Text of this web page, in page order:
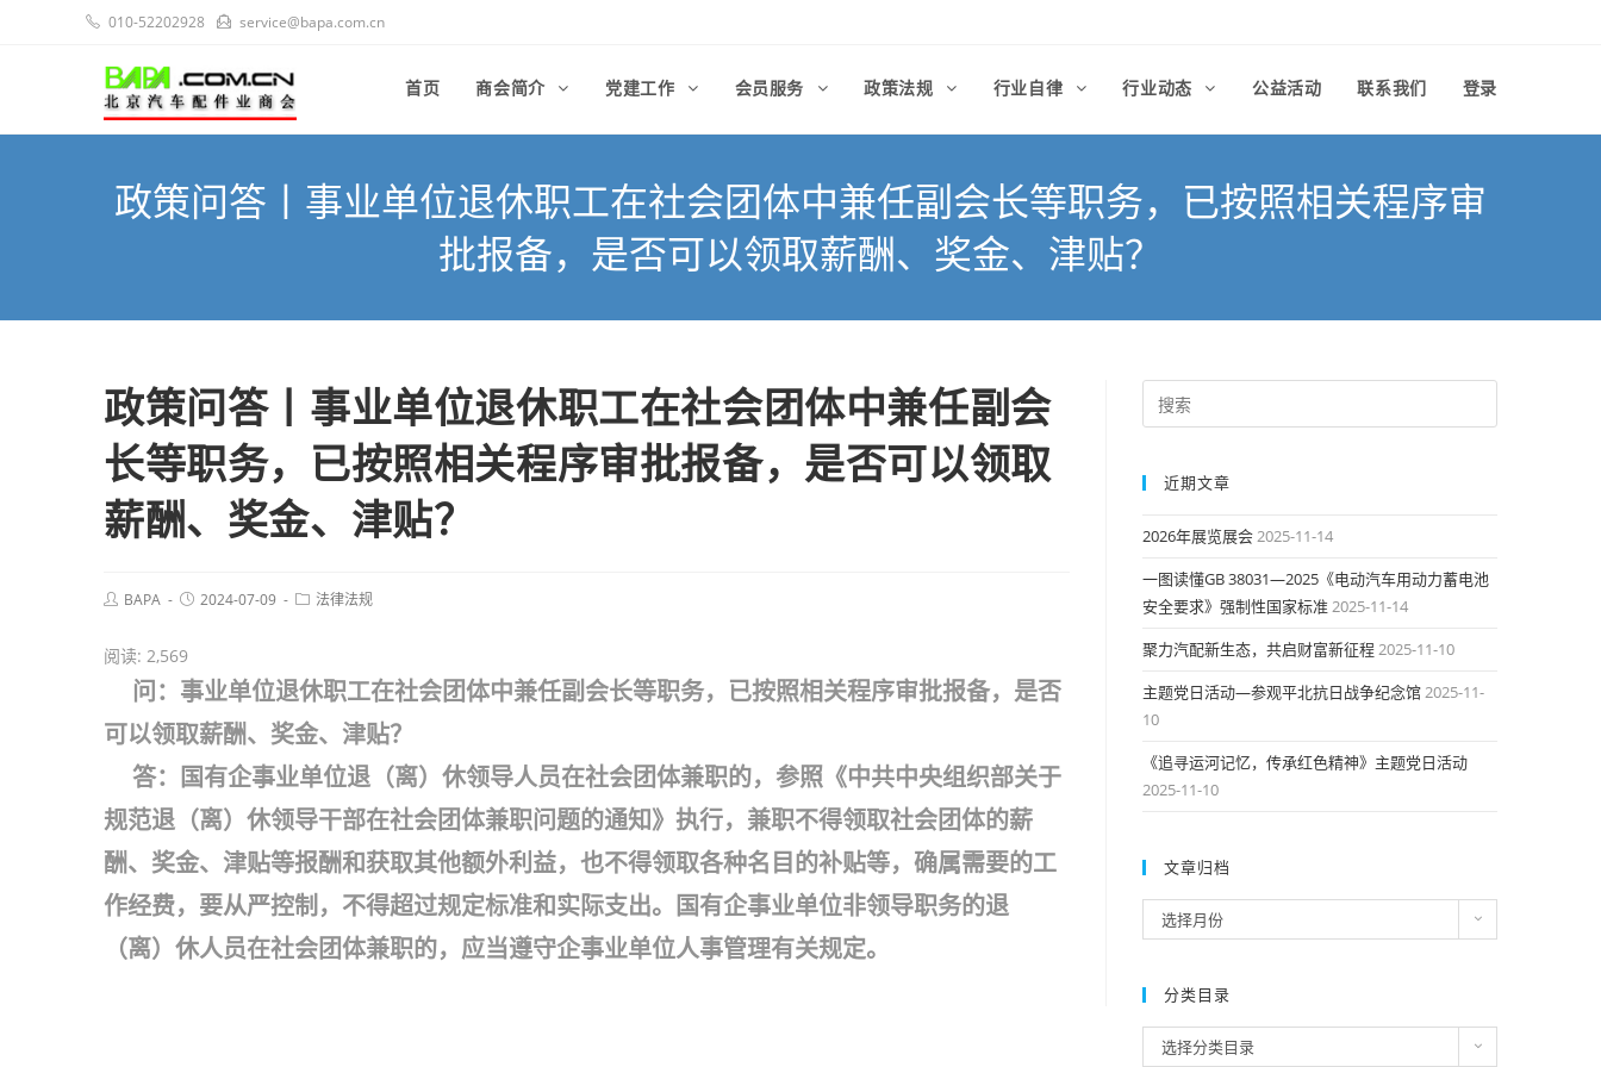
010-52202928 service@bapa.com.cn
首页 商会简介 党建工作 会员服务 政策法规 行业自律 行业动态 公益活动 联系我们 登录
政策问答丨事业单位退休职工在社会团体中兼任副会长等职务，已按照相关程序审
批报备，是否可以领取薪酬、奖金、津贴？
政策问答丨事业单位退休职工在社会团体中兼任副会
长等职务，已按照相关程序审批报备，是否可以领取
薪酬、奖金、津贴？
BAPA 2024-07-09 法律法规
阅读: 2,569
问： 事业单位退休职工在社会团体中兼任副会长等职务，已按照相关程序审批报备，是否
可以领取薪酬、奖金、津贴？
答：国有企事业单位退（离）休领导人员在社会团体兼职的，参照《中共中央组织部关于
规范退（离）休领导干部在社会团体兼职问题的通知》执行，兼职不得领取社会团体的薪
酬、奖金、津贴等报酬和获取其他额外利益，也不得领取各种名目的补贴等，确属需要的工
作经费，要从严控制，不得超过规定标准和实际支出。国有企事业单位非领导职务的退
（离）休人员在社会团体兼职的，应当遵守企事业单位人事管理有关规定。
近期文章
2026年展览展会2025-11-14
一图读懂GB 38031—2025《电动汽车用动力蓄电池
安全要求》强制性国家标准2025-11-14
聚力汽配新生态，共启财富新征程2025-11-10
主题党日活动—参观平北抗日战争纪念馆2025-11-
10
《追寻运河记忆，传承红色精神》主题党日活动
2025-11-10
文章归档
章
档
选择月份
分类目录
选择分类目录